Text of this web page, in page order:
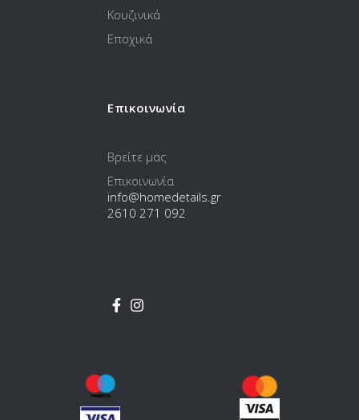
Κουζινικά
Εποχικά
Επικοινωνία
Βρείτε μας
Επικοινωνία
info@homedetails.gr
2610 271 092